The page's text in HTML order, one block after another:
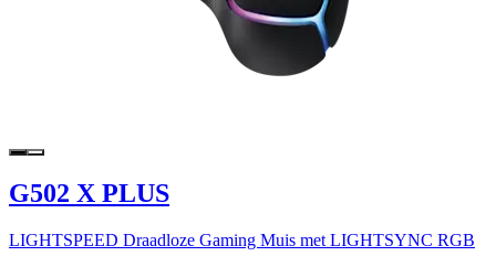
G502 X PLUS
LIGHTSPEED Draadloze Gaming Muis met LIGHTSYNC RGB